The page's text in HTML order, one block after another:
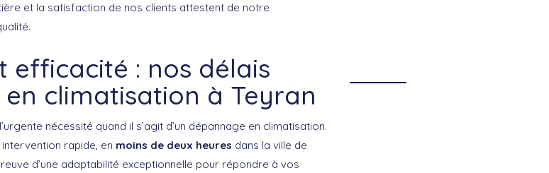
et la satisfaction de nos clients attestent de notre
efficacité : nos délais
climatisation à Teyran
nécessité quand il s’agit d’un dépannage en climatisation.
rapide, en moins de deux heures dans la ville de
d’une adaptabilité exceptionnelle pour répondre à vos